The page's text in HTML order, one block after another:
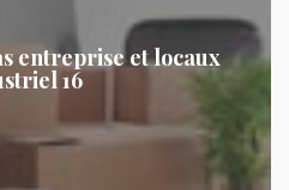
entreprise et locaux
16